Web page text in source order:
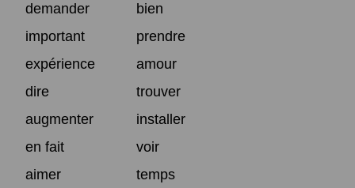
demander
bien
important
prendre
expérience
amour
dire
trouver
augmenter
installer
en fait
voir
aimer
temps